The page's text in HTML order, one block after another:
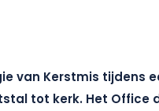
van Kerstmis tijdens
tot kerk. Het Office